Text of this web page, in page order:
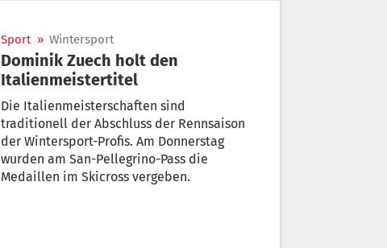
Sport » Wintersport
Dominik Zuech holt den
Italienmeistertitel
Die Italienmeisterschaften sind
traditionell der Abschluss der Rennsaison
der Wintersport-Profis. Am Donnerstag
wurden am San-Pellegrino-Pass die
Medaillen im Skicross vergeben.